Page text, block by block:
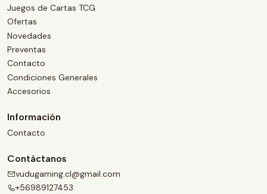
Juegos de Cartas TCG
Ofertas
Novedades
Preventas
Contacto
Condiciones Generales
Accesorios
Información
Contacto
Contáctanos
vudugaming.cl@gmail.com
+56989127453